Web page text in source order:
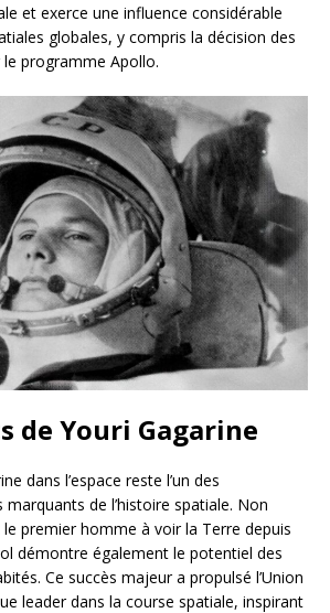
et exerce une influence considérable
globales, y compris la décision des
programme Apollo.
de Youri Gagarine
dans l’espace reste l’un des
de l’histoire spatiale. Non
premier homme à voir la Terre depuis
démontre également le potentiel des
Ce succès majeur a propulsé l’Union
leader dans la course spatiale, inspirant